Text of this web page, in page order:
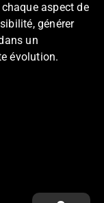
aspect de
générer
un
évolution.